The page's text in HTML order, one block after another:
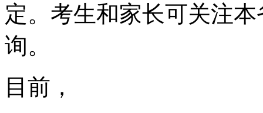
定。考生和家长可关注
询。
目前，